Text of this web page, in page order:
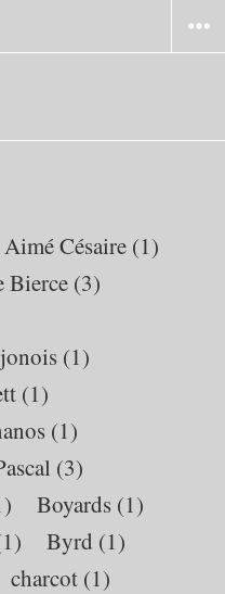
Aimé Césaire (1)
Bierce (3)
(1)
(1)
(1)
(3)
Boyards (1)
Byrd (1)
charcot (1)